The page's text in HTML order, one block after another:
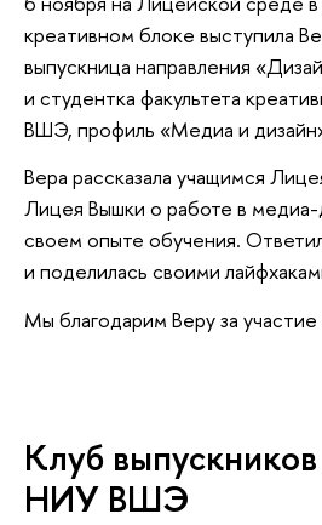
креативном блоке выступила
выпускница направления
и студентка факультета
ВШЭ, профиль «Медиа и
Вера рассказала учащимся
Лицея Вышки о работе в медиа-
своем опыте обучения.
и поделилась своими
Мы благодарим Веру за
Клуб
НИУ ВШЭ